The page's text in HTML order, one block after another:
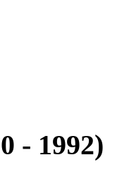
- 1992)